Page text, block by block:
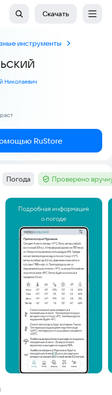
Скачать
инструменты
Николаевич
RuStore
Тег :
Погода Тег :Проверено